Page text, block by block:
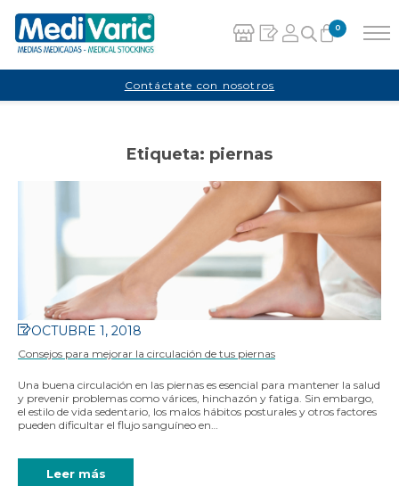
0
Carrito
Contáctate con nosotros
Etiqueta: piernas
OCTUBRE 1, 2018
Consejos para mejorar la circulación de tus piernas
Una buena circulación en las piernas es esencial para mantener la salud
y prevenir problemas como várices, hinchazón y fatiga. Sin embargo,
el estilo de vida sedentario, los malos hábitos posturales y otros factores
pueden dificultar el flujo sanguíneo en…
Leer más